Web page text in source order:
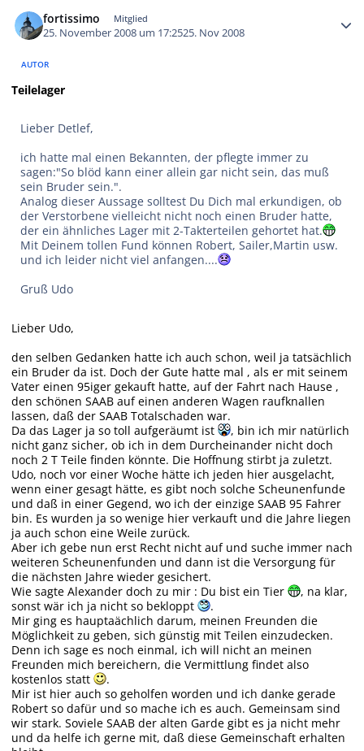
fortissimo Mitglied
25. November 2008 um 17:2525. Nov 2008
AUTOR
Teilelager
Lieber Detlef,
ich hatte mal einen Bekannten, der pflegte immer zu
sagen:"So blöd kann einer allein gar nicht sein, das muß
sein Bruder sein.".
Analog dieser Aussage solltest Du Dich mal erkundigen, ob
der Verstorbene vielleicht nicht noch einen Bruder hatte,
der ein ähnliches Lager mit 2-Takterteilen gehortet hat.
Mit Deinem tollen Fund können Robert, Sailer,Martin usw.
und ich leider nicht viel anfangen....
Gruß Udo
Lieber Udo,
den selben Gedanken hatte ich auch schon, weil ja tatsächlich
ein Bruder da ist. Doch der Gute hatte mal , als er mit seinem
Vater einen 95iger gekauft hatte, auf der Fahrt nach Hause ,
den schönen SAAB auf einen anderen Wagen raufknallen
lassen, daß der SAAB Totalschaden war.
Da das Lager ja so toll aufgeräumt ist
, bin ich mir natürlich
nicht ganz sicher, ob ich in dem Durcheinander nicht doch
noch 2 T Teile finden könnte. Die Hoffnung stirbt ja zuletzt.
Udo, noch vor einer Woche hätte ich jeden hier ausgelacht,
wenn einer gesagt hätte, es gibt noch solche Scheunenfunde
und daß in einer Gegend, wo ich der einzige SAAB 95 Fahrer
bin. Es wurden ja so wenige hier verkauft und die Jahre liegen
ja auch schon eine Weile zurück.
Aber ich gebe nun erst Recht nicht auf und suche immer nach
weiteren Scheunenfunden und dann ist die Versorgung für
die nächsten Jahre wieder gesichert.
Wie sagte Alexander doch zu mir : Du bist ein Tier
, na klar,
sonst wär ich ja nicht so bekloppt
.
Mir ging es hauptaächlich darum, meinen Freunden die
Möglichkeit zu geben, sich günstig mit Teilen einzudecken.
Denn ich sage es noch einmal, ich will nicht an meinen
Freunden mich bereichern, die Vermittlung findet also
kostenlos statt
.
Mir ist hier auch so geholfen worden und ich danke gerade
Robert so dafür und so mache ich es auch. Gemeinsam sind
wir stark. Soviele SAAB der alten Garde gibt es ja nicht mehr
und da helfe ich gerne mit, daß diese Gemeinschaft erhalten